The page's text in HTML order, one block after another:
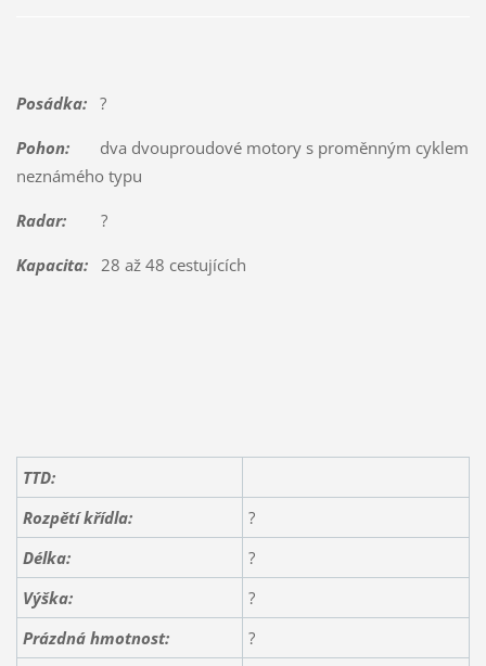
Posádka:?
Pohon:dva dvouproudové motory s proměnným cyklem
neznámého typu
Radar:?
Kapacita:28 až 48 cestujících
TTD:
Rozpětí křídla:
?
Délka:
?
Výška:
?
Prázdná hmotnost:
?